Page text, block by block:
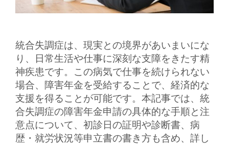
統合失調症は、現実との境界があいまいにな
り、日常生活や仕事に深刻な支障をきたす精
神疾患です。この病気で仕事を続けられない
場合、障害年金を受給することで、経済的な
支援を得ることが可能です。本記事では、統
合失調症の障害年金申請の具体的な手順と注
意点について、初診日の証明や診断書、病
歴・就労状況等申立書の書き方も含め、詳し